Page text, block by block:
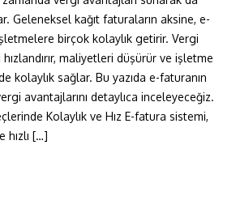
Geleneksel kağıt faturaların aksine, e-
birçok kolaylık getirir. Vergi
maliyetleri düşürür ve işletme
kolaylık sağlar. Bu yazıda e-faturanın
avantajlarını detaylıca inceleyeceğiz.
Kolaylık ve Hız E-fatura sistemi,
hızlı […]